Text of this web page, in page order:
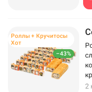
–43%
Роллы + Кручитосы
Хот
2